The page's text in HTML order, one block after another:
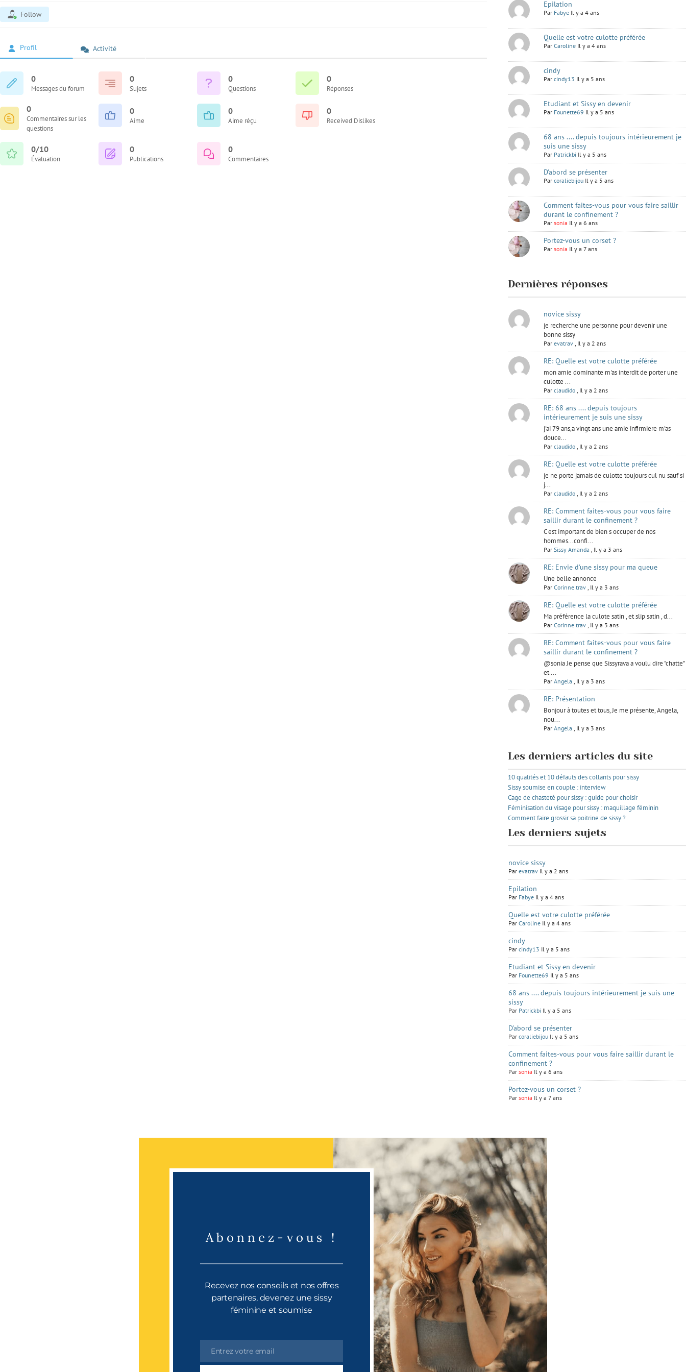
Follow
Profil Activité
0
Messages du forum
0
Sujets
0
Questions
0
Réponses
0
Commentaires sur les
questions
0
Aime
0
Aime réçu
0
Received Dislikes
0/10
Évaluation
0
Publications
0
Commentaires
Epilation
Par Fabye Il y a 4 ans
Quelle est votre culotte préférée
ParCaroline Il y a 4 ans
cindy
Parcindy13 Il y a 5 ans
Etudiant et Sissy en devenir
Par Founette69 Il y a 5 ans
68 ans .... depuis toujours intérieurement je
suis une sissy
Par Patrickbi Il y a 5 ans
D'abord se présenter
Parcoraliebijou Il y a 5 ans
Comment faites-vous pour vous faire saillir
durant le confinement ?
Parsonia Il y a 6 ans
Portez-vous un corset ?
Parsonia Il y a 7 ans
Dernières réponses
novice sissy
je recherche une personne pour devenir une
bonne sissy
Parevatrav , Il y a 2 ans
RE: Quelle est votre culotte préférée
mon amie dominante m'as interdit de porter une
culotte ...
Parclaudido , Il y a 2 ans
RE: 68 ans .... depuis toujours
intérieurement je suis une sissy
j'ai 79 ans,a vingt ans une amie infirmiere m'as
douce...
Parclaudido , Il y a 2 ans
RE: Quelle est votre culotte préférée
je ne porte jamais de culotte toujours cul nu sauf si
j...
Parclaudido , Il y a 2 ans
RE: Comment faites-vous pour vous faire
saillir durant le confinement ?
C est important de bien s occuper de nos
hommes...confi...
ParSissy Amanda , Il y a 3 ans
RE: Envie d'une sissy pour ma queue
Une belle annonce
ParCorinne trav , Il y a 3 ans
RE: Quelle est votre culotte préférée
Ma préférence la culote satin , et slip satin , d...
ParCorinne trav , Il y a 3 ans
RE: Comment faites-vous pour vous faire
saillir durant le confinement ?
@sonia Je pense que Sissyrava a voulu dire "chatte"
et ...
ParAngela , Il y a 3 ans
RE: Présentation
Bonjour à toutes et tous, Je me présente, Angela,
nou...
ParAngela , Il y a 3 ans
Les derniers articles du site
10 qualités et 10 défauts des collants pour sissy
Sissy soumise en couple : interview
Cage de chasteté pour sissy : guide pour choisir
Féminisation du visage pour sissy : maquillage féminin
Comment faire grossir sa poitrine de sissy ?
Les derniers sujets
novice sissy
Par evatrav Il y a 2 ans
Epilation
Par Fabye Il y a 4 ans
Quelle est votre culotte préférée
Par Caroline Il y a 4 ans
cindy
Par cindy13 Il y a 5 ans
Etudiant et Sissy en devenir
Par Founette69 Il y a 5 ans
68 ans .... depuis toujours intérieurement je suis une
sissy
Par Patrickbi Il y a 5 ans
D'abord se présenter
Par coraliebijou Il y a 5 ans
Comment faites-vous pour vous faire saillir durant le
confinement ?
Par sonia Il y a 6 ans
Portez-vous un corset ?
Par sonia Il y a 7 ans
Abonnez-vous !
Recevez nos conseils et nos offres
partenaires, devenez une sissy
féminine et soumise
Email
Entrez votre email